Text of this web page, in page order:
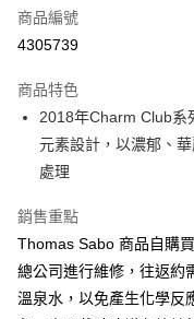
LINE Pay
街口支付
悠遊付
運送方式
黑貓宅急便
每筆NT$100，滿
商品編號
4305739
商品特色
2018年Charm Club系
元素設計，以濃郁、
處理
銷售重點
Thomas Sabo 商品自購
總公司進行維修，往返約
溫泉水，以免產生化學反